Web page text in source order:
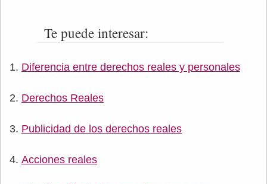
Te puede interesar:
Diferencia entre derechos reales y personales
Derechos Reales
Publicidad de los derechos reales
Acciones reales